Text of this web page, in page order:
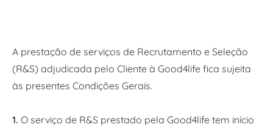
A prestação de serviços de Recrutamento e Seleção
(R&S) adjudicada pelo Cliente à Good4life fica sujeita
às presentes Condições Gerais.
1. O serviço de R&S prestado pela Good4life tem início